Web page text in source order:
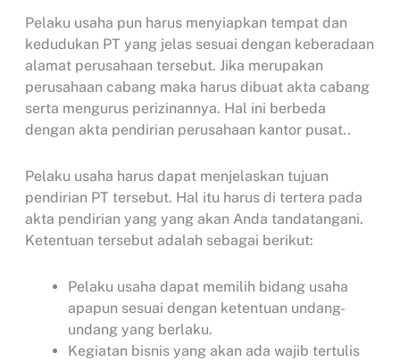
Pelaku usaha pun harus menyiapkan tempat dan
kedudukan PT yang jelas sesuai dengan keberadaan
alamat perusahaan tersebut. Jika merupakan
perusahaan cabang maka harus dibuat akta cabang
serta mengurus perizinannya. Hal ini berbeda
dengan akta pendirian perusahaan kantor pusat..
Pelaku usaha harus dapat menjelaskan tujuan
pendirian PT tersebut. Hal itu harus di tertera pada
akta pendirian yang yang akan Anda tandatangani.
Ketentuan tersebut adalah sebagai berikut:
Pelaku usaha dapat memilih bidang usaha
apapun sesuai dengan ketentuan undang-
undang yang berlaku.
Kegiatan bisnis yang akan ada wajib tertulis